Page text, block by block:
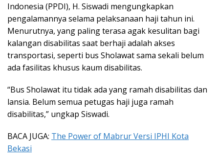
Indonesia (PPDI), H. Siswadi mengungkapkan
pengalamannya selama pelaksanaan haji tahun ini.
Menurutnya, yang paling terasa agak kesulitan bagi
kalangan disabilitas saat berhaji adalah akses
transportasi, seperti bus Sholawat sama sekali belum
ada fasilitas khusus kaum disabilitas.
“Bus Sholawat itu tidak ada yang ramah disabilitas dan
lansia. Belum semua petugas haji juga ramah
disabilitas,” ungkap Siswadi.
BACA JUGA: The Power of Mabrur Versi IPHI Kota
Bekasi